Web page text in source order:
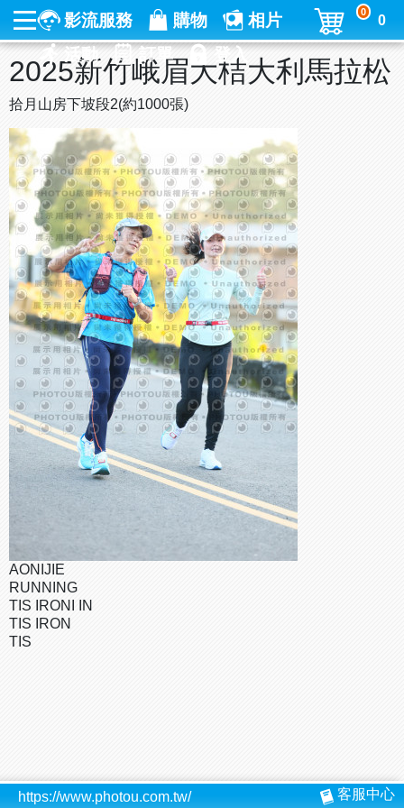
影流服務 購物
相片
活動
訂單 登入
0
0
2025新竹峨眉大桔大利馬拉松
拾月山房下坡段2(約1000張)
AONIJIE
RUNNING
TIS IRONI IN
TIS IRON
TIS
https://www.photou.com.tw/ 客服中心